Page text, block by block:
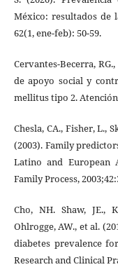
México: resultados de
62(1, ene-feb): 50-59.
Cervantes-Becerra,
de apoyo social y
mellitus tipo 2.
Chesla, CA., Fisher, L.,
(2003). Family
Latino and European
Family Process,
Cho, NH. Shaw, JE.,
Ohlrogge, AW., et al.
diabetes prevalence
Research and Clinical